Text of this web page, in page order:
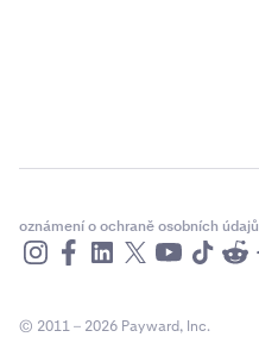
oznámení o ochraně osobních údajů
© 2011 – 2026 Payward, Inc.